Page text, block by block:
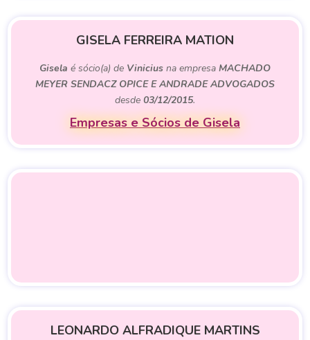
GISELA FERREIRA MATION
Gisela é sócio(a) de Vinicius na empresa MACHADO
MEYER SENDACZ OPICE E ANDRADE ADVOGADOS
desde 03/12/2015.
Empresas e Sócios de Gisela
LEONARDO ALFRADIQUE MARTINS